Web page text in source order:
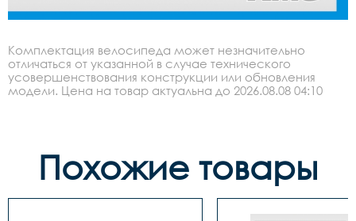
Комплектация велосипеда может незначительно
отличаться от указанной в случае технического
усовершенствования конструкции или обновления
модели. Цена на товар актуальна до 2026.08.08 04:10
Похожие товары